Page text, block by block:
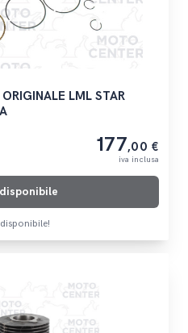
LML STAR
177,00 €
iva inclusa